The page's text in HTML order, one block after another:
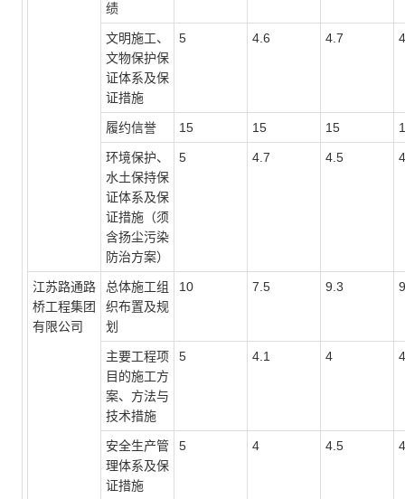
绩
文明施工、
文物保护保
证体系及保
证措施
5 4.6 4.7
履约信誉 15 15 15
环境保护、
水土保持保
证体系及保
证措施（须
含扬尘污染
防治方案）
5 4.7 4.5
江苏路通路
桥工程集团
有限公司
总体施工组
织布置及规
划
10 7.5 9.3
主要工程项
目的施工方
案、方法与
技术措施
5 4.1 4
安全生产管
理体系及保
证措施
5 4 4.5